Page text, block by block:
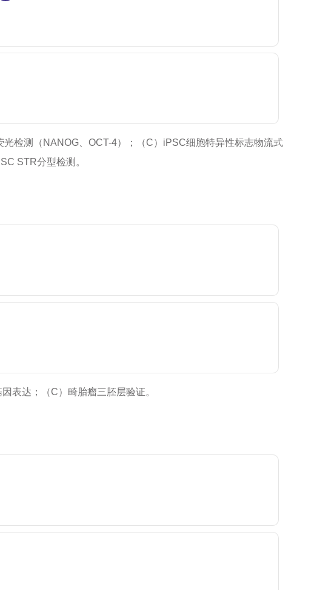
检测（NANOG、OCT-4）；（C）iPSC细胞特异性标志物流式
STR分型检测。
表达；（C）畸胎瘤三胚层验证。